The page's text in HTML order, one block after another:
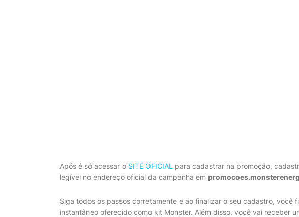
Após é só acessar o SITE OFICIAL para cadastrar na promoção,
legível no endereço oficial da campanha em
Siga todos os passos corretamente e ao finalizar o seu cadastro, você
instantâneo oferecido como kit Monster. Além disso, você vai receber